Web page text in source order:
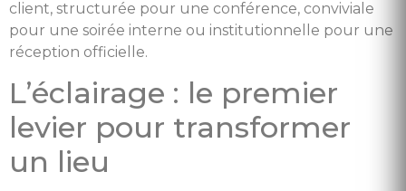
client, structurée pour une conférence, conviviale
pour une soirée interne ou institutionnelle pour une
réception officielle.
L’éclairage : le premier
levier pour transformer
un lieu